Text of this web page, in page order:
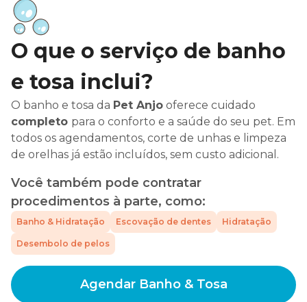
O que o serviço de banho
e tosa inclui?
O banho e tosa da Pet Anjo oferece cuidado
completo para o conforto e a saúde do seu pet. Em
todos os agendamentos, corte de unhas e limpeza
de orelhas já estão incluídos, sem custo adicional.
Você também pode contratar
procedimentos à parte, como:
Banho & Hidratação Escovação de dentes Hidratação
Desembolo de pelos
Agendar Banho & Tosa